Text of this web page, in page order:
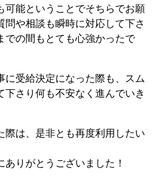
可能ということでそちらでお願
問や相談も瞬時に対応して下さ
での間もとても心強かったで
に受給決定になった際も、スム
下さり何も不安なく進んでいき
際は、是非とも再度利用したい
ありがとうございました！